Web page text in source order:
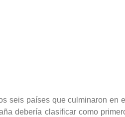
seis países que culminaron en el
debería clasificar como